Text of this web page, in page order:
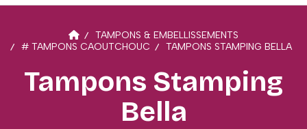
TAMPONS & EMBELLISSEMENTS
# TAMPONS CAOUTCHOUC
TAMPONS STAMPING BELLA
Tampons Stamping
Bella